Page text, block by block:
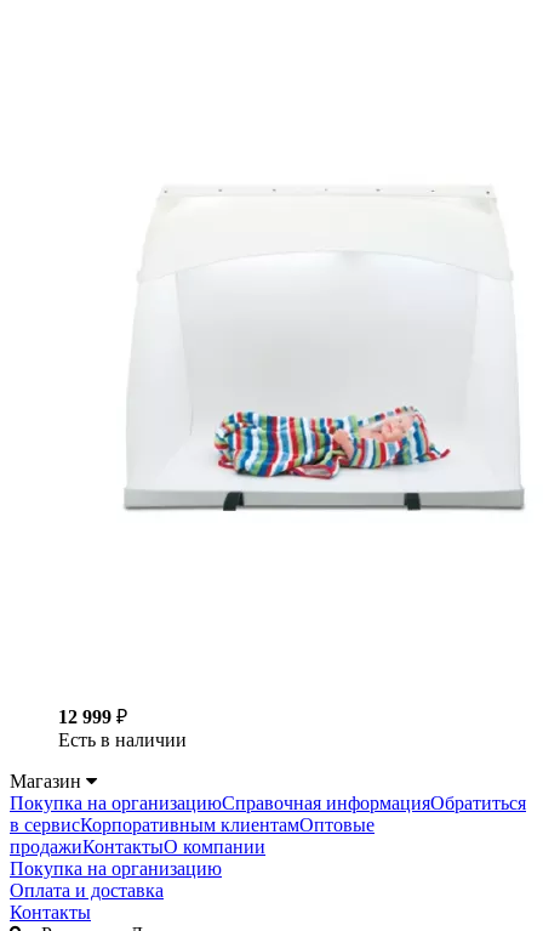
12 999 ₽
Есть в наличии
Магазин
Покупка на организациюСправочная информацияОбратиться
в сервисКорпоративным клиентамОптовые
продажиКонтактыО компании
Покупка на организацию
Оплата и доставка
Контакты